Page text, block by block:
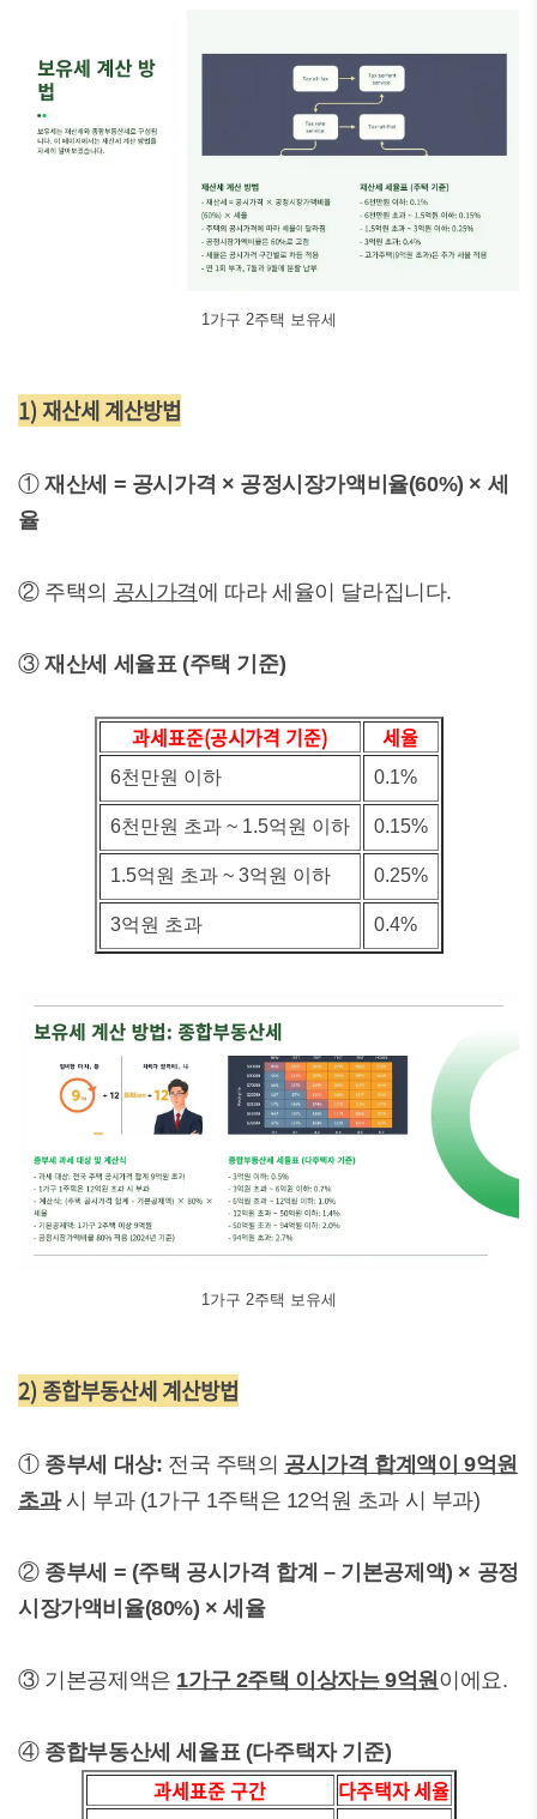
1가구 2주택 보유세
1) 재산세 계산방법
①재산세 = 공시가격 × 공정시장가액비율(60%) × 세
율
② 주택의 공시가격에 따라 세율이 달라집니다.
③재산세 세율표 (주택 기준)
과세표준(공시가격 기준) 세율
6천만원 이하 0.1%
6천만원 초과 ~ 1.5억원 이하 0.15%
1.5억원 초과 ~ 3억원 이하 0.25%
3억원 초과 0.4%
1가구 2주택 보유세
2) 종합부동산세 계산방법
① 종부세 대상: 전국 주택의 공시가격 합계액이 9억원
초과시 부과 (1가구 1주택은 12억원 초과 시 부과)
② 종부세 = (주택 공시가격 합계 – 기본공제액) × 공정
시장가액비율(80%) × 세율
③ 기본공제액은 1가구 2주택 이상자는 9억원이에요.
④ 종합부동산세 세율표 (다주택자 기준)
과세표준 구간 다주택자 세율